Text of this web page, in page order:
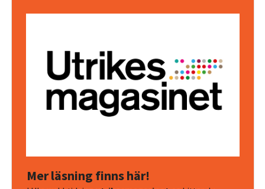
Mer läsning finns här!